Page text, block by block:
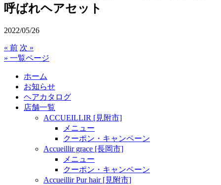
呼ばれヘアセット
2022/05/26
« 前 次 »
» 一覧ページ
ホーム
お知らせ
ヘアカタログ
店舗一覧
ACCUEILLIR [見附市]
メニュー
クーポン・キャンペーン
Accueillir grace [長岡市]
メニュー
クーポン・キャンペーン
Accueillir Pur hair [見附市]